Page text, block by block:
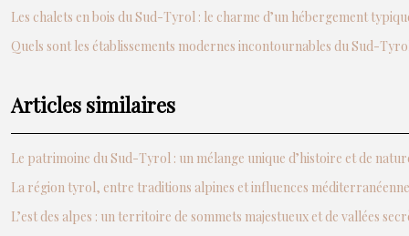
Les chalets en bois du Sud-Tyrol : le charme d’un hébergement
Quels sont les établissements modernes incontournables du Sud-
Articles similaires
Le patrimoine du Sud-Tyrol : un mélange unique d’histoire et de
La région tyrol, entre traditions alpines et influences
L’est des alpes : un territoire de sommets majestueux et de vallées